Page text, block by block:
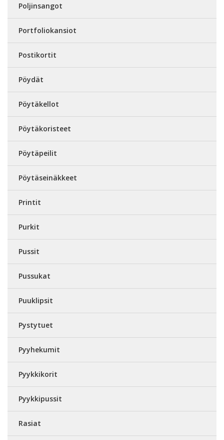
Poljinsangot
Portfoliokansiot
Postikortit
Pöydät
Pöytäkellot
Pöytäkoristeet
Pöytäpeilit
Pöytäseinäkkeet
Printit
Purkit
Pussit
Pussukat
Puuklipsit
Pystytuet
Pyyhekumit
Pyykkikorit
Pyykkipussit
Rasiat